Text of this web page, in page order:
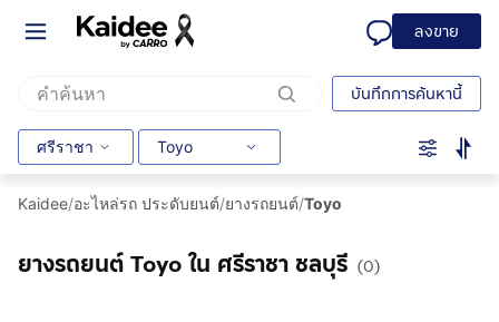
ลงขาย
บันทึกการค้นหานี้
ศรีราชา Toyo
Kaidee/อะไหล่รถ ประดับยนต์/ยางรถยนต์/Toyo
ยางรถยนต์ Toyo ใน ศรีราชา ชลบุรี (0)